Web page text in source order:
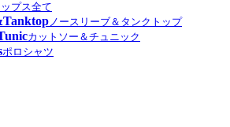
ップス全て
ノースリーブ＆タンクトップ
カットソー＆チュニック
ポロシャツ